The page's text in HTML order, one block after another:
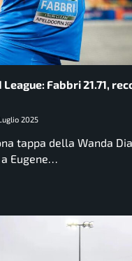
Fabbri 21.71,
2025
tappa della Wanda
Eugene…